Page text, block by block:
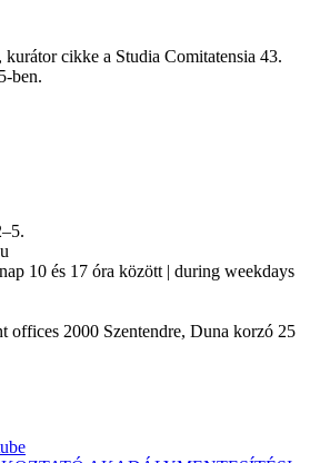
kurátor cikke a Studia Comitatensia 43.
ben.
10 és 17 óra között | during weekdays
offices 2000 Szentendre, Duna korzó 25